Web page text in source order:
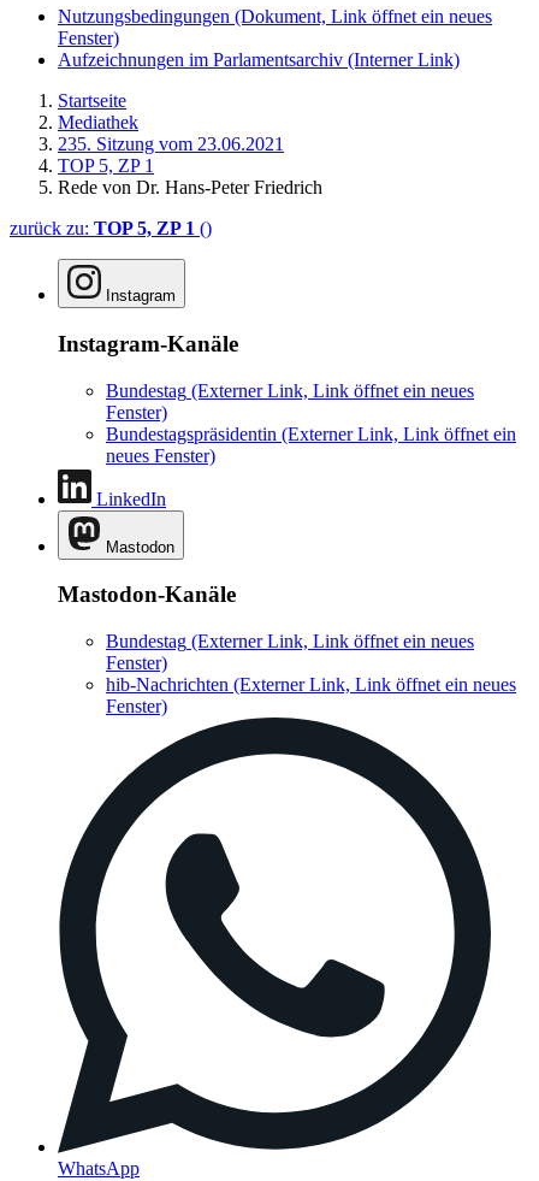
Nutzungsbedingungen (Dokument, Link öffnet ein neues
Fenster)
Aufzeichnungen im Parlamentsarchiv (Interner Link)
Startseite
Mediathek
235. Sitzung vom 23.06.2021
TOP 5, ZP 1
Rede von Dr. Hans-Peter Friedrich
zurück zu: TOP 5, ZP 1 ()
Instagram
Instagram-Kanäle
Bundestag (Externer Link, Link öffnet ein neues
Fenster)
Bundestagspräsidentin (Externer Link, Link öffnet ein
neues Fenster)
LinkedIn
Mastodon
Mastodon-Kanäle
Bundestag (Externer Link, Link öffnet ein neues
Fenster)
hib-Nachrichten (Externer Link, Link öffnet ein neues
Fenster)
WhatsApp